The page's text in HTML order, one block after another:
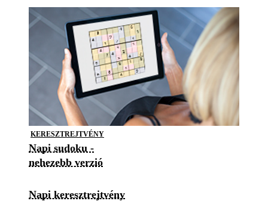
KERESZTREJTVÉNY
Napi sudoku -
nehezebb verzió
Napi keresztrejtvény